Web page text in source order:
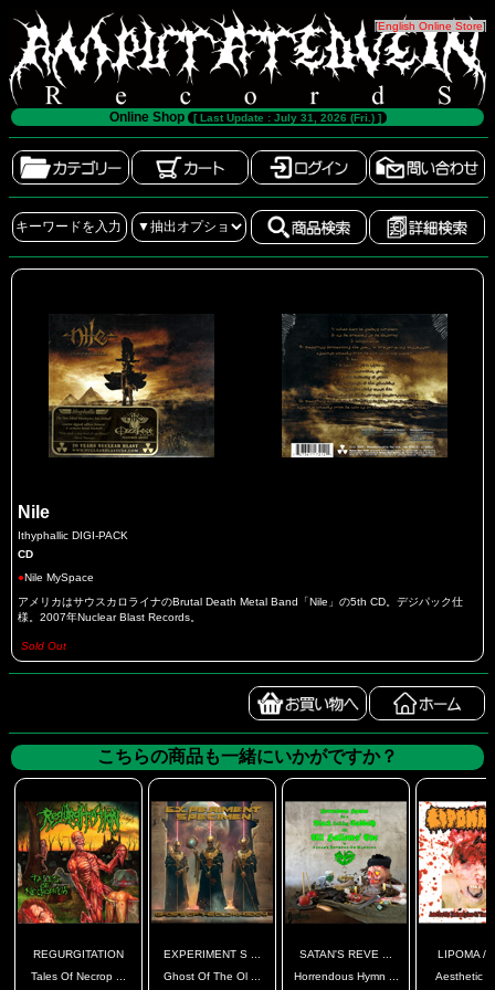
[English Online Store]
Online Shop [ Last Update : July 31, 2026 (Fri.) ]
Nile
Ithyphallic DIGI-PACK
CD
●Nile MySpace
アメリカはサウスカロライナのBrutal Death Metal Band「Nile」の5th CD。デジパック仕
様。2007年Nuclear Blast Records。
Sold Out
こちらの商品も一緒にいかがですか？
REGURGITATION
Tales Of Necrop ...
EXPERIMENT S ...
Ghost Of The Ol ...
SATAN'S REVE ...
Horrendous Hymn ...
LIPOMA /
Aesthetic